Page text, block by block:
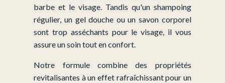
barbe et le visage. Tandis qu'un shampoing
régulier, un gel douche ou un savon corporel
sont trop asséchants pour le visage, il vous
assure un soin tout en confort.
Notre formule combine des propriétés
revitalisantes à un effet rafraîchissant pour un